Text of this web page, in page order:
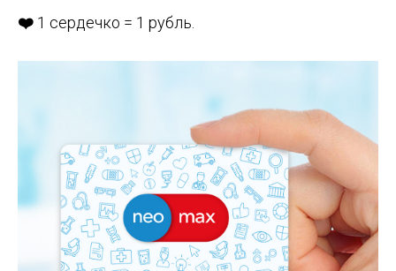
❤️ 1 сердечко = 1 рубль.